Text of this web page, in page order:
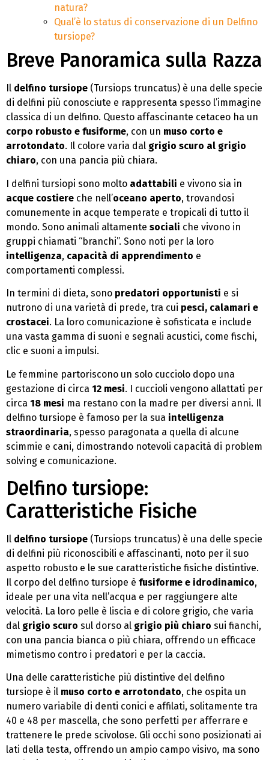
natura?
Qual’è lo status di conservazione di un Delfino
tursiope?
Breve Panoramica sulla Razza
Il delfino tursiope (Tursiops truncatus) è una delle specie
di delfini più conosciute e rappresenta spesso l’immagine
classica di un delfino. Questo affascinante cetaceo ha un
corpo robusto e fusiforme, con un muso corto e
arrotondato. Il colore varia dal grigio scuro al grigio
chiaro, con una pancia più chiara.
I delfini tursiopi sono molto adattabili e vivono sia in
acque costiere che nell’oceano aperto, trovandosi
comunemente in acque temperate e tropicali di tutto il
mondo. Sono animali altamente sociali che vivono in
gruppi chiamati “branchi”. Sono noti per la loro
intelligenza, capacità di apprendimento e
comportamenti complessi.
In termini di dieta, sono predatori opportunisti e si
nutrono di una varietà di prede, tra cui pesci, calamari e
crostacei. La loro comunicazione è sofisticata e include
una vasta gamma di suoni e segnali acustici, come fischi,
clic e suoni a impulsi.
Le femmine partoriscono un solo cucciolo dopo una
gestazione di circa 12 mesi. I cuccioli vengono allattati per
circa 18 mesi ma restano con la madre per diversi anni. Il
delfino tursiope è famoso per la sua intelligenza
straordinaria, spesso paragonata a quella di alcune
scimmie e cani, dimostrando notevoli capacità di problem
solving e comunicazione.
Delfino tursiope:
Caratteristiche Fisiche
Il delfino tursiope (Tursiops truncatus) è una delle specie
di delfini più riconoscibili e affascinanti, noto per il suo
aspetto robusto e le sue caratteristiche fisiche distintive.
Il corpo del delfino tursiope è fusiforme e idrodinamico,
ideale per una vita nell’acqua e per raggiungere alte
velocità. La loro pelle è liscia e di colore grigio, che varia
dal grigio scuro sul dorso al grigio più chiaro sui fianchi,
con una pancia bianca o più chiara, offrendo un efficace
mimetismo contro i predatori e per la caccia.
Una delle caratteristiche più distintive del delfino
tursiope è il muso corto e arrotondato, che ospita un
numero variabile di denti conici e affilati, solitamente tra
40 e 48 per mascella, che sono perfetti per afferrare e
trattenere le prede scivolose. Gli occhi sono posizionati ai
lati della testa, offrendo un ampio campo visivo, ma sono